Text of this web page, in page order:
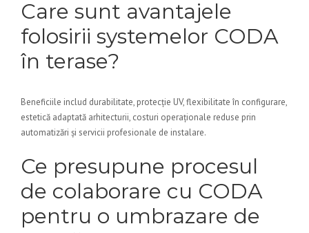
Care sunt avantajele
folosirii systemelor CODA
în terase?
Beneficiile includ durabilitate, protecție UV, flexibilitate în configurare,
estetică adaptată arhitecturii, costuri operaționale reduse prin
automatizări și servicii profesionale de instalare.
Ce presupune procesul
de colaborare cu CODA
pentru o umbrazare de